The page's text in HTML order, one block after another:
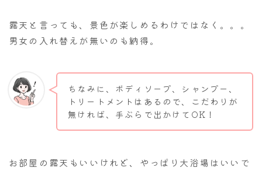
露天と言っても、景色が楽しめるわけではなく。。。
男女の入れ替えが無いのも納得。
ちなみに、ボディソープ、シャンプー、
トリートメントはあるので、こだわりが
無ければ、手ぶらで出かけてOK！
お部屋の露天もいいけれど、やっぱり大浴場はいいで